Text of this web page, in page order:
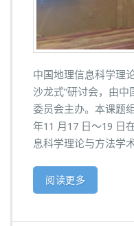
中国地理信息科学理
沙龙式”研讨会，由
委员会主办。本课题
年11 月17 日～19 日
息科学理论与方法学术
阅读更多